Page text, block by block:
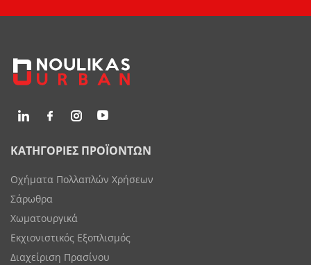
ΚΑΤΗΓΟΡΙΕΣ ΠΡΟΪΟΝΤΩΝ
Οχήματα Πολλαπλών Χρήσεων
Σάρωθρα
Χωματουργικά
Εκχιονιστικός Εξοπλισμός
Διαχείριση Πρασίνου